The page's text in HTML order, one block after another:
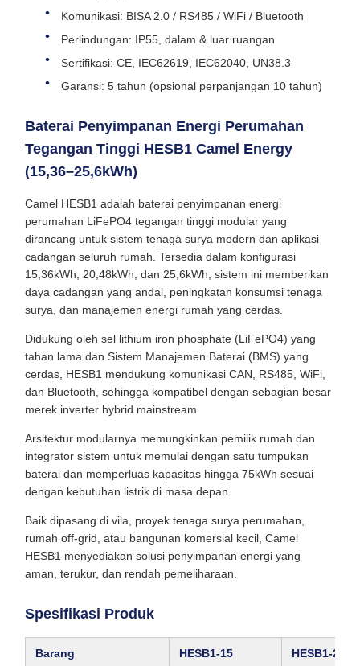
Komunikasi: BISA 2.0 / RS485 / WiFi / Bluetooth
Perlindungan: IP55, dalam & luar ruangan
Sertifikasi: CE, IEC62619, IEC62040, UN38.3
Garansi: 5 tahun (opsional perpanjangan 10 tahun)
Baterai Penyimpanan Energi Perumahan
Tegangan Tinggi HESB1 Camel Energy
(15,36–25,6kWh)
Camel HESB1 adalah baterai penyimpanan energi
perumahan LiFePO4 tegangan tinggi modular yang
dirancang untuk sistem tenaga surya modern dan aplikasi
cadangan seluruh rumah. Tersedia dalam konfigurasi
15,36kWh, 20,48kWh, dan 25,6kWh, sistem ini memberikan
daya cadangan yang andal, peningkatan konsumsi tenaga
surya, dan manajemen energi rumah yang cerdas.
Didukung oleh sel lithium iron phosphate (LiFePO4) yang
tahan lama dan Sistem Manajemen Baterai (BMS) yang
cerdas, HESB1 mendukung komunikasi CAN, RS485, WiFi,
dan Bluetooth, sehingga kompatibel dengan sebagian besar
merek inverter hybrid mainstream.
Arsitektur modularnya memungkinkan pemilik rumah dan
integrator sistem untuk memulai dengan satu tumpukan
baterai dan memperluas kapasitas hingga 75kWh sesuai
dengan kebutuhan listrik di masa depan.
Baik dipasang di vila, proyek tenaga surya perumahan,
rumah off-grid, atau bangunan komersial kecil, Camel
HESB1 menyediakan solusi penyimpanan energi yang
aman, terukur, dan rendah pemeliharaan.
Spesifikasi Produk
Barang HESB1‑15 HESB1‑20